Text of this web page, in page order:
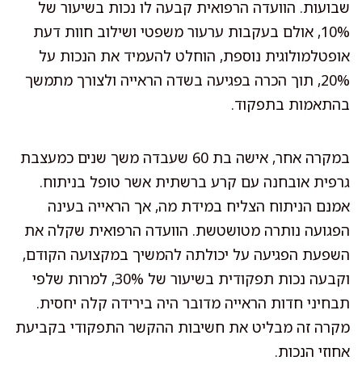
שבועות. הוועדה הרפואית קבעה לו נכות בשיעור של
10%, אולם בעקבות ערעור משפטי ושילוב חוות דעת
אופטלמולוגית נוספת, הוחלט להעמיד את הנכות על
20%, תוך הכרה בפגיעה בשדה הראייה ולצורך מתמשך
בהתאמות בתפקוד.
במקרה אחר, אישה בת 60 שעבדה משך שנים כמעצבת
גרפית אובחנה עם קרע ברשתית אשר טופל בניתוח.
אמנם הניתוח הצליח במידת מה, אך הראייה בעינה
הפגועה נותרה מטושטשת. הוועדה הרפואית שקלה את
השפעת הפגיעה על יכולתה להמשיך במקצועה הקודם,
וקבעה נכות תפקודית בשיעור של 30%, למרות שלפי
תבחיני חדות הראייה מדובר היה בירידה קלה יחסית.
מקרה זה מבליט את חשיבות ההקשר התפקודי בקביעת
אחוזי הנכות.